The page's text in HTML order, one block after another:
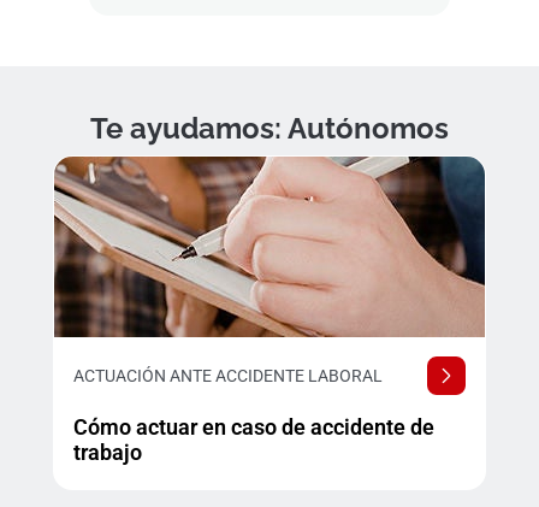
Te ayudamos: Autónomos
ACTUACIÓN ANTE ACCIDENTE LABORAL
Cómo actuar en caso de accidente de
trabajo